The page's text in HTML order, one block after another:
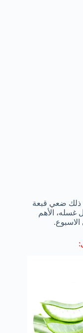
ذلك ضعي قبعة
تقريبًا قبل غسله، الأهم